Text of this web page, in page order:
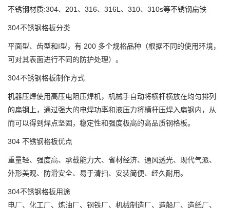
不锈钢材质:304、201、316、316L、310、310s等不锈钢扁铁
304不锈钢格板分类
平面型、齿型和I型，有 200 多个规格品种（根据不同的使用环境，
可对其表面进行不同的防护处理）。
304不锈钢格板制作方式
机器压焊使用高压电阻压焊机，机械手自动将横杆横放在均匀排列
的扁钢上，通过强大的电焊功率和液压力将横杆压焊入扁钢内，从
而可以得到焊点坚固，稳定性和强度极高的高品质钢格板。
304 不锈钢格板优点
重量轻、强度高、承载能力大、省材经济、通风透光、现代气派、
外形美观、防滑安全、易于清扫、安装简便、经久耐用。
304不锈钢格板用途
电厂、化工厂、炼油厂、钢铁厂、机械制造厂、造船厂、造纸厂、